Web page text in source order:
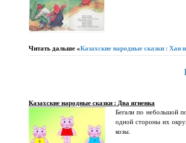
Читать дальше «Казахские народные сказки : Хан
Казахские народные сказки : Два ягненка
Бегали по небольшой
одной стороны их
козы.